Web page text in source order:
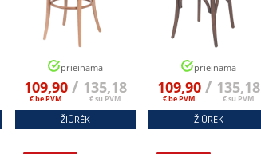
prieinama
109,90
€ be PVM
/ 135,18
€ su PVM
ŽIŪRĖK
prieinama
109,90
€ be PVM
/ 135,18
€ su PVM
ŽIŪRĖK